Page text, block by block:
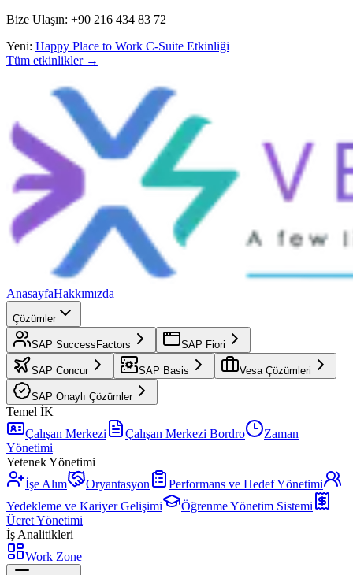
Bize Ulaşın: +90 216 434 83 72
Yeni: Happy Place to Work C-Suite Etkinliği
Tüm etkinlikler →
AnasayfaHakkımızda
Çözümler
SAP SuccessFactors SAP Fiori
SAP Concur SAP Basis Vesa Çözümleri
SAP Onaylı Çözümler
Temel İK
Çalışan Merkezi
Çalışan Merkezi Bordro
Zaman
Yönetimi
Yetenek Yönetimi
İşe Alım
Oryantasyon
Performans ve Hedef Yönetimi
Yedekleme ve Kariyer Gelişimi
Öğrenme Yönetim Sistemi
Ücret Yönetimi
İş Analitikleri
Work Zone